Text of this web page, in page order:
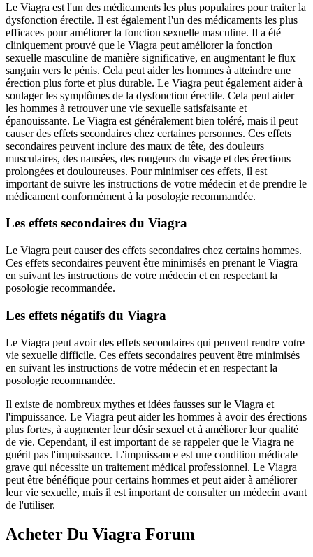
Le Viagra est l'un des médicaments les plus populaires pour traiter la
dysfonction érectile. Il est également l'un des médicaments les plus
efficaces pour améliorer la fonction sexuelle masculine. Il a été
cliniquement prouvé que le Viagra peut améliorer la fonction
sexuelle masculine de manière significative, en augmentant le flux
sanguin vers le pénis. Cela peut aider les hommes à atteindre une
érection plus forte et plus durable. Le Viagra peut également aider à
soulager les symptômes de la dysfonction érectile. Cela peut aider
les hommes à retrouver une vie sexuelle satisfaisante et
épanouissante. Le Viagra est généralement bien toléré, mais il peut
causer des effets secondaires chez certaines personnes. Ces effets
secondaires peuvent inclure des maux de tête, des douleurs
musculaires, des nausées, des rougeurs du visage et des érections
prolongées et douloureuses. Pour minimiser ces effets, il est
important de suivre les instructions de votre médecin et de prendre le
médicament conformément à la posologie recommandée.
Les effets secondaires du Viagra
Le Viagra peut causer des effets secondaires chez certains hommes.
Ces effets secondaires peuvent être minimisés en prenant le Viagra
en suivant les instructions de votre médecin et en respectant la
posologie recommandée.
Les effets négatifs du Viagra
Le Viagra peut avoir des effets secondaires qui peuvent rendre votre
vie sexuelle difficile. Ces effets secondaires peuvent être minimisés
en suivant les instructions de votre médecin et en respectant la
posologie recommandée.
Il existe de nombreux mythes et idées fausses sur le Viagra et
l'impuissance. Le Viagra peut aider les hommes à avoir des érections
plus fortes, à augmenter leur désir sexuel et à améliorer leur qualité
de vie. Cependant, il est important de se rappeler que le Viagra ne
guérit pas l'impuissance. L'impuissance est une condition médicale
grave qui nécessite un traitement médical professionnel. Le Viagra
peut être bénéfique pour certains hommes et peut aider à améliorer
leur vie sexuelle, mais il est important de consulter un médecin avant
de l'utiliser.
Acheter Du Viagra Forum